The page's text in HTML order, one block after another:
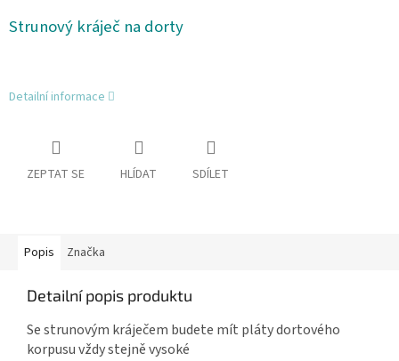
Strunový kráječ na dorty
Detailní informace
ZEPTAT SE HLÍDAT SDÍLET
Popis Značka
Detailní popis produktu
Se strunovým kráječem budete mít pláty dortového
korpusu vždy stejně vysoké